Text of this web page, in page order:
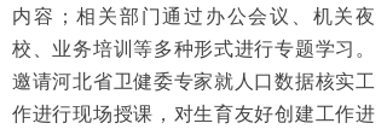
内容；相关部门通过办公会议、机关夜
校、业务培训等多种形式进行专题学习。
邀请河北省卫健委专家就人口数据核实工
作进行现场授课，对生育友好创建工作进